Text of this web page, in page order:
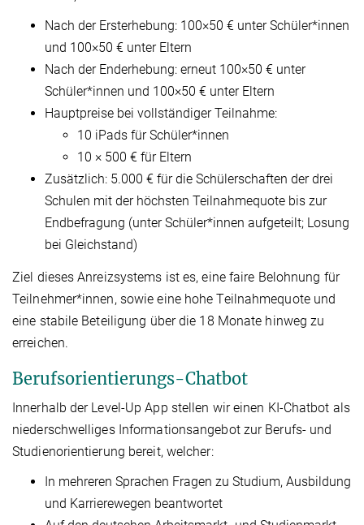
Nach der Ersterhebung: 100×50 € unter Schüler*innen
und 100×50 € unter Eltern
Nach der Enderhebung: erneut 100×50 € unter
Schüler*innen und 100×50 € unter Eltern
Hauptpreise bei vollständiger Teilnahme:
10 iPads für Schüler*innen
10 × 500 € für Eltern
Zusätzlich: 5.000 € für die Schülerschaften der drei
Schulen mit der höchsten Teilnahmequote bis zur
Endbefragung (unter Schüler*innen aufgeteilt; Losung
bei Gleichstand)
Ziel dieses Anreizsystems ist es, eine faire Belohnung für
Teilnehmer*innen, sowie eine hohe Teilnahmequote und
eine stabile Beteiligung über die 18 Monate hinweg zu
erreichen.
Berufsorientierungs-Chatbot
Innerhalb der Level-Up App stellen wir einen KI-Chatbot als
niederschwelliges Informationsangebot zur Berufs- und
Studienorientierung bereit, welcher:
In mehreren Sprachen Fragen zu Studium, Ausbildung
und Karrierewegen beantwortet